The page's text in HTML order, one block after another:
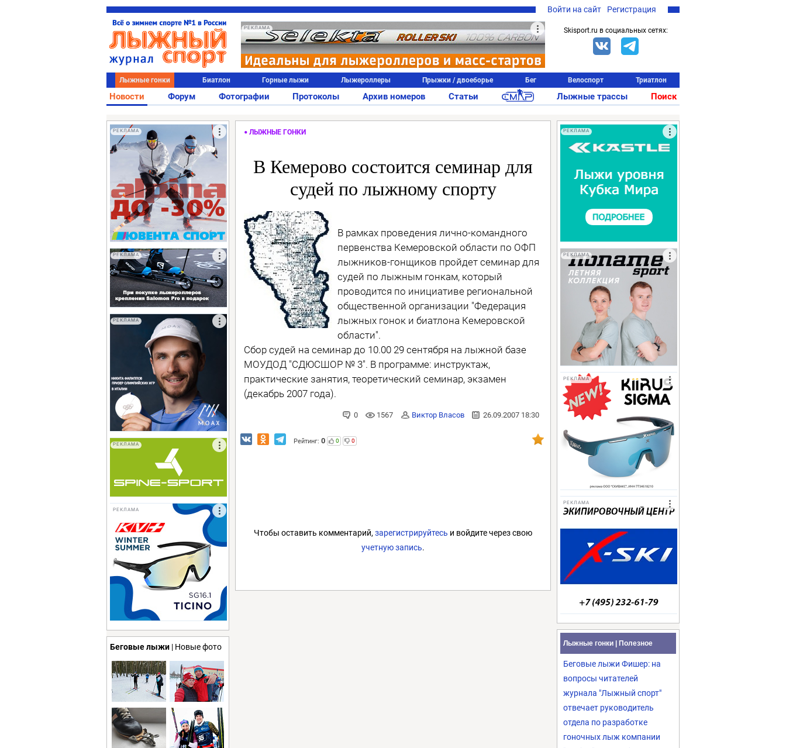
Войти на сайт Регистрация
РЕКЛАМА Skisport.ru в социальных сетях:
Лыжные гонки Биатлон Горные лыжи Лыжероллеры Прыжки / двоеборье Бег Велоспорт Триатлон
Новости Форум Фотографии Протоколы Архив номеров Статьи Лыжные трассы Поиск
РЕКЛАМА
РЕКЛАМА
РЕКЛАМА
РЕКЛАМА
РЕКЛАМА
Беговые лыжи | Новые фото
ЛЫЖНЫЕ ГОНКИ
В Кемерово состоится семинар для
судей по лыжному спорту
В рамках проведения лично-командного
первенства Кемеровской области по ОФП
лыжников-гонщиков пройдет семинар для
судей по лыжным гонкам, который
проводится по инициативе региональной
общественной организации "Федерация
лыжных гонок и биатлона Кемеровской
области".
Сбор судей на семинар до 10.00 29 сентября на лыжной базе
МОУДОД "СДЮСШОР № 3". В программе: инструктаж,
практические занятия, теоретический семинар, экзамен
(декабрь 2007 года).
0 1567 Виктор Власов 26.09.2007 18:30
Рейтинг: 0 0 0
Чтобы оставить комментарий, зарегистрируйтесь и войдите через свою
учетную запись.
РЕКЛАМА
РЕКЛАМА
РЕКЛАМА
РЕКЛАМА
Лыжные гонки | Полезное
Беговые лыжи Фишер: на
вопросы читателей
журнала "Лыжный спорт"
отвечает руководитель
отдела по разработке
гоночных лыж компании